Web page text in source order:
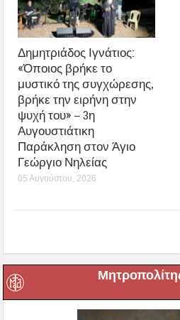
Δημητριάδος Ιγνάτιος:
«Όποιος βρήκε το
μυστικό της συγχώρεσης,
βρήκε την ειρήνη στην
ψυχή του» – 3η
Αυγουστιάτικη
Παράκληση στον Άγιο
Γεώργιο Νηλείας
05 Αυγούστου, 2026